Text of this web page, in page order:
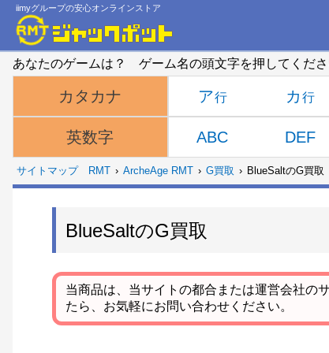
iimyグループの安心オンラインストア
あなたのゲームは？ ゲーム名の頭文字を押してくださ
カタカナ
英数字
ア カ
ABC DEF
サイトマップ RMT ArcheAge RMT G買取 BlueSaltのG買取
BlueSaltのG買取
当商品は、当サイトの都合または運営会社の
たら、お気軽にお問い合わせください。